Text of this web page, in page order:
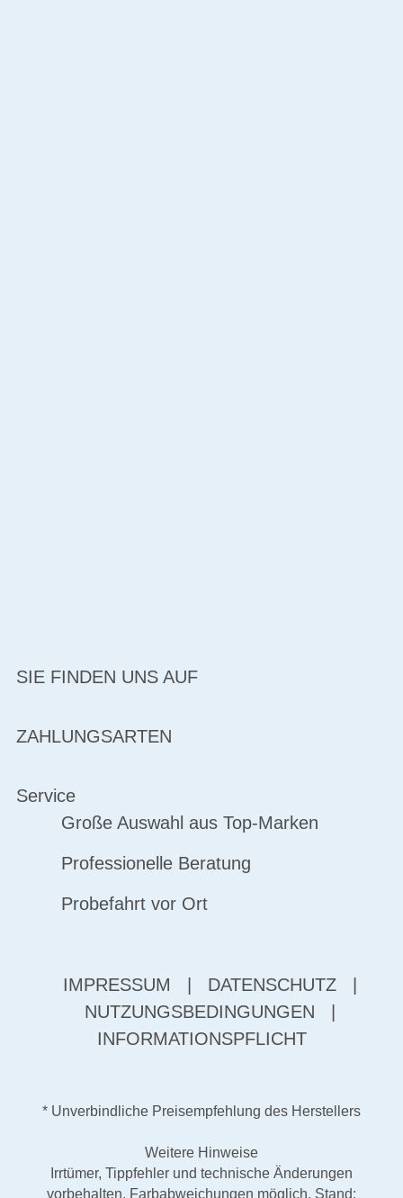
SIE FINDEN UNS AUF
ZAHLUNGSARTEN
Service
Große Auswahl aus Top-Marken
Professionelle Beratung
Probefahrt vor Ort
IMPRESSUM DATENSCHUTZ
NUTZUNGSBEDINGUNGEN
INFORMATIONSPFLICHT
* Unverbindliche Preisempfehlung des Herstellers
Weitere Hinweise
Irrtümer, Tippfehler und technische Änderungen
vorbehalten. Farbabweichungen möglich. Stand: